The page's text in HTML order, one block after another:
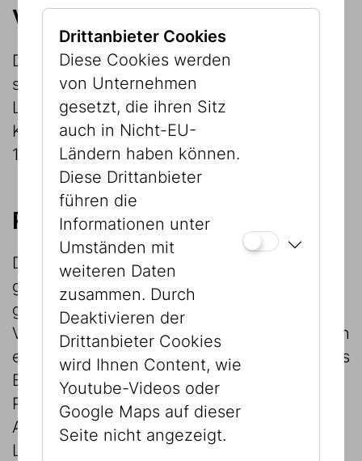
Versicherung
Die Versicherung der Leihgaben wird
seitens des JMW zu Lasten des
Leihnehmers bei der UNIQA
Kunstversicherung, Untere Donaustraße 21,
1029 Wien angemeldet.
Reproduktion
Der Leihnehmer bekommt auf Wunsch und
gegen Kostenersatz zur Reproduktion
geeignete, hochauflösende Bilddaten zur
Verfügung gestellt. Das JMW gestattet nach
erfolgter Lizenzierung die Reproduktion des
Bildmaterials in entsprechenden
Publikationen, die im Rahmen der
Ausstellung erscheinen. Die Rechte hat der
Leihnehmer in Eigenverantwortung zu
Drittanbieter Cookies
Diese Cookies werden
von Unternehmen
gesetzt, die ihren Sitz
auch in Nicht-EU-
Ländern haben können.
Diese Drittanbieter
führen die
Informationen unter
Umständen mit
weiteren Daten
zusammen. Durch
Deaktivieren der
Drittanbieter Cookies
wird Ihnen Content, wie
Youtube-Videos oder
Google Maps auf dieser
Seite nicht angezeigt.